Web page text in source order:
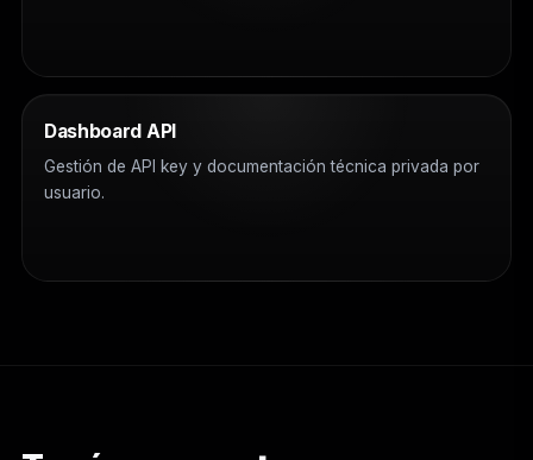
Dashboard API
Gestión de API key y documentación técnica privada por
usuario.